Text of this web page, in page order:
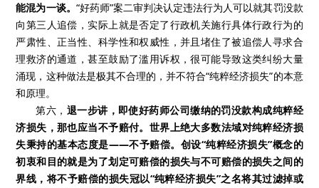
能混为一谈。 “好药师”案二审判决认定违法行为人可以就其罚没款
向第三人追偿，实际上就是否定了行政机关施行具体行政行为的
严肃性、正当性、科学性和权威性，并且堵住了被追偿人寻求合
理救济的通道，甚至鼓励了滥用诉权，很可能导致这类纠纷大量
涌现，这种做法是极其不合理的，并不符合“纯粹经济损失”的本意
和原理。
第六， 退一步讲，即使好药师公司缴纳的罚没款构成纯粹经
济损失，那也应当不予赔付。世界上绝大多数法域对纯粹经济损
失秉持的基本态度是——不予赔偿。创设“纯粹经济损失”概念的
初衷和目的就是为了划定可赔偿的损失与不可赔偿的损失之间的
界线，将不予赔偿的损失冠以“纯粹经济损失”之名将其过滤掉或